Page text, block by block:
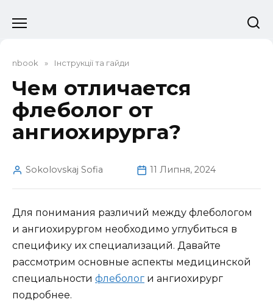
до
nbook » Інструкції та гайди
Чем отличается
флеболог от
ангиохирурга?
Sokolovskaj Sofia 11 Липня, 2024
Для понимания различий между флебологом
и ангиохирургом необходимо углубиться в
специфику их специализаций. Давайте
рассмотрим основные аспекты медицинской
специальности флеболог и ангиохирург
подробнее.